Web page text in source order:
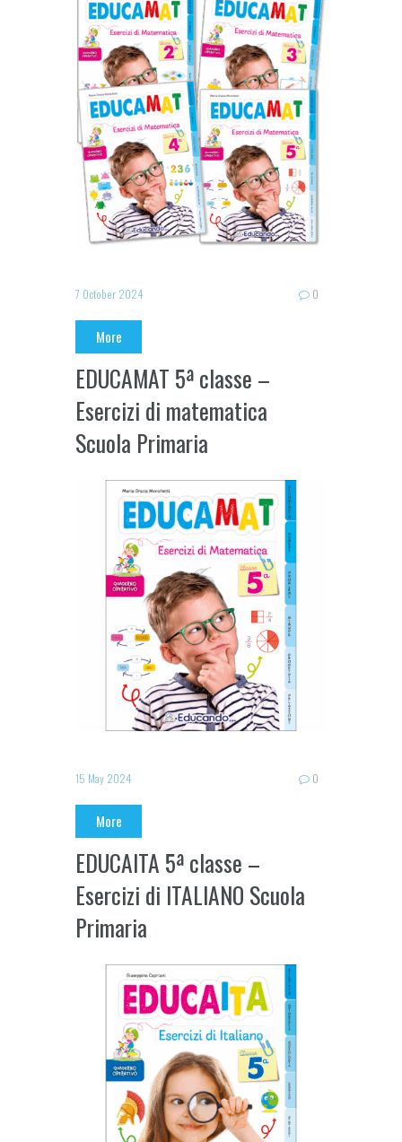
7 October 2024 0
More
EDUCAMAT 5ª classe –
Esercizi di matematica
Scuola Primaria
15 May 2024 0
More
EDUCAITA 5ª classe –
Esercizi di ITALIANO Scuola
Primaria